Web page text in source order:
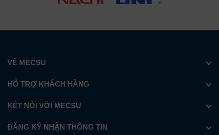
VỀ MECSU
HỖ TRỢ KHÁCH HÀNG
KẾT NỐI VỚI MECSU
ĐĂNG KÝ NHẬN THÔNG TIN